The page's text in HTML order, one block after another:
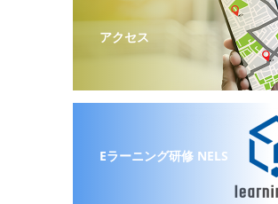
アクセス
Eラーニング研修 NELS